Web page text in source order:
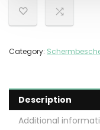
Category:
Description
Additional